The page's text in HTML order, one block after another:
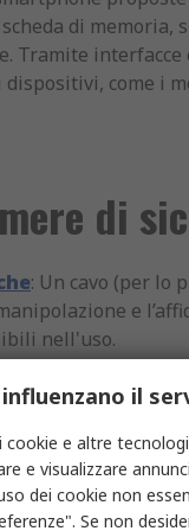
di memoria,
Tramite
come i
di
: Un cavo (per lo
e
nell'uso.
di sicurezza
digitale
sono
il
cookie e altre
e visualizzare
dei cookie non
Se non